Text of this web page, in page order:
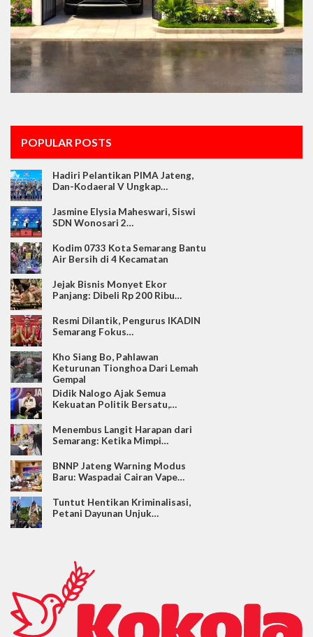
POPULAR POSTS
Hadiri Pelantikan PIMA Jateng,
Dan-Kodaeral V Ungkap…
Jasmine Elysia Maheswari, Siswi
SDN Wonosari 2…
Kodim 0733 Kota Semarang Bantu
Air Bersih di 4 Kecamatan
Jejak Bisnis Monyet Ekor
Panjang: Dibeli Rp 200 Ribu…
Resmi Dilantik, Pengurus IKADIN
Semarang Fokus…
Kho Siang Bo, Pahlawan
Keturunan Tionghoa Dari Lemah
Gempal
Didik Nalogo Ajak Semua
Kekuatan Politik Bersatu,…
Menembus Langit Harapan dari
Semarang: Ketika Mimpi…
BNNP Jateng Warning Modus
Baru: Waspadai Cairan Vape…
Tuntut Hentikan Kriminalisasi,
Petani Dayunan Unjuk…